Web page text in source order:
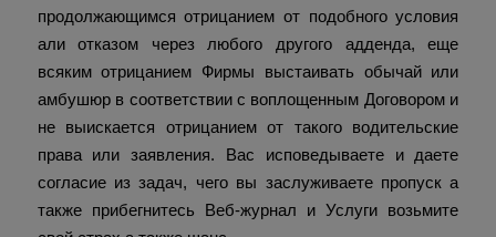
продолжающимся отрицанием от подобного условия
али отказом через любого другого адденда, еще
всяким отрицанием Фирмы выстаивать обычай или
амбушюр в соответствии с воплощенным Договором и
не выискается отрицанием от такого водительские
права или заявления. Вас исповедываете и даете
согласие из задач, чего вы заслуживаете пропуск а
также прибегнитесь Веб-журнал и Услуги возьмите